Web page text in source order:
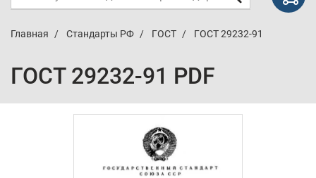
Главная Стандарты РФ ГОСТ ГОСТ 29232-91
ГОСТ 29232-91 PDF